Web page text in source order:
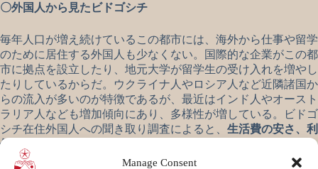
Manage Consent
〇外国人から見たビドゴシチ
毎年人口が増え続けているこの都市には、海外から仕事や留学
のために居住する外国人も少なくない。国際的な企業がこの都
市に拠点を設立したり、地元大学が留学生の受け入れを増やし
たりしているからだ。ウクライナ人やロシア人など近隣諸国か
らの流入が多いのが特徴であるが、最近はインド人やオースト
ラリア人なども増加傾向にあり、多様性が増している。ビドゴ
シチ在住外国人への聞き取り調査によると、 生活費の安さ、利
便性、街の人がフレンドリー
であることが利点として挙げられ
るそうだ。